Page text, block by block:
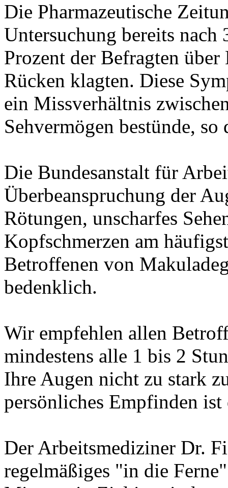
Die Pharmazeutische
Untersuchung bereits nach
Prozent der Befragten
Rücken klagten. Diese
ein Missverhältnis
Sehvermögen bestünde, so
Die Bundesanstalt für
Überbeanspruchung der
Rötungen, unscharfes
Kopfschmerzen am
Betroffenen von
bedenklich.
Wir empfehlen allen
mindestens alle 1 bis 2
Ihre Augen nicht zu stark
persönliches Empfinden
Der Arbeitsmediziner Dr.
regelmäßiges "in die